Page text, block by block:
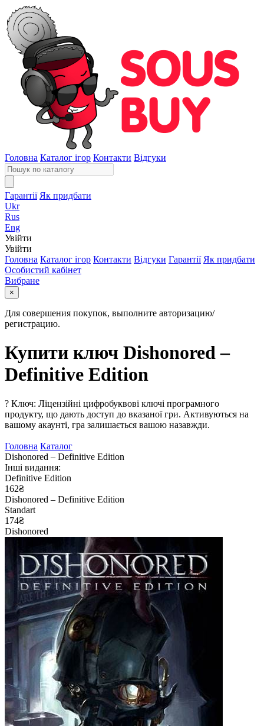
Головна Каталог ігор Контакти Відгуки
Гарантії Як придбати
Ukr
Rus
Eng
Увійти
Увійти
Головна Каталог ігор Контакти Відгуки Гарантії Як придбати
Особистий кабінет
Вибране
×
Для совершения покупок, выполните авторизацию/
регистрацию.
Купити ключ Dishonored –
Definitive Edition
? Ключ: Ліцензійні цифробуквові ключі програмного
продукту, що дають доступ до вказаної гри. Активуються на
вашому акаунті, гра залишається вашою назавжди.
Головна Каталог
Dishonored – Definitive Edition
Інші видання:
Definitive Edition
162₴
Dishonored – Definitive Edition
Standart
174₴
Dishonored